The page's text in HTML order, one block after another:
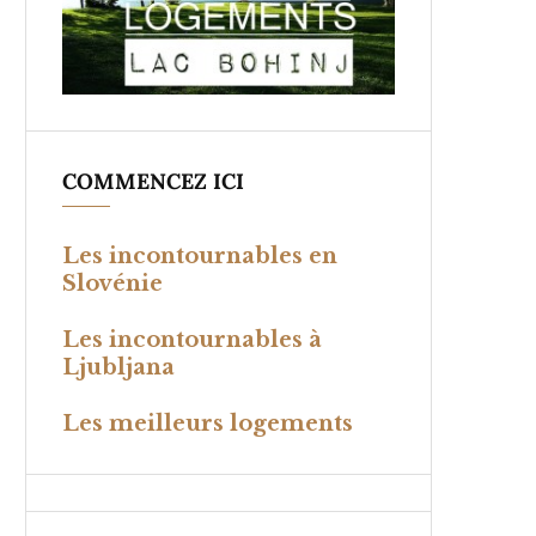
COMMENCEZ ICI
Les incontournables en
Slovénie
Les incontournables à
Ljubljana
Les meilleurs logements